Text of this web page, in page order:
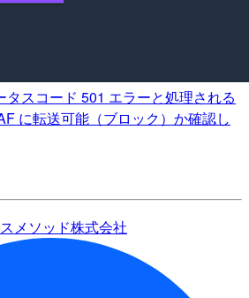
スコード 501 エラーと処理される
に転送可能（ブロック）か確認し
メソッド株式会社